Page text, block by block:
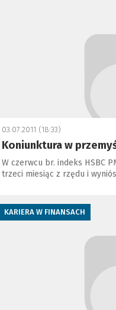
03.07.2011 (18:33)
Koniunktura w
W czerwcu br. indeks HSBC
trzeci miesiąc z rzędu i
KARIERA W FINANSACH